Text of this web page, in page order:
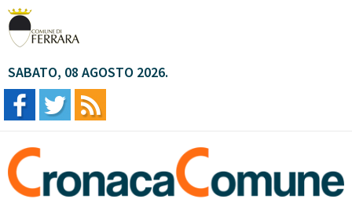
SABATO, 08 AGOSTO 2026.